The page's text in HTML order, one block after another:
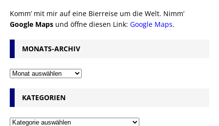
Komm’ mit mir auf eine Bierreise um die Welt. Nimm’
Google Maps und öffne diesen Link: Google Maps.
MONATS-ARCHIV
KATEGORIEN